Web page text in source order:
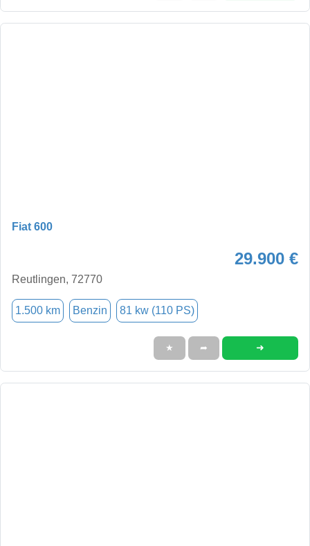
Fiat 600
29.900 €
Reutlingen, 72770
1.500 km Benzin 81 kw (110 PS)
★ ➦ ➜